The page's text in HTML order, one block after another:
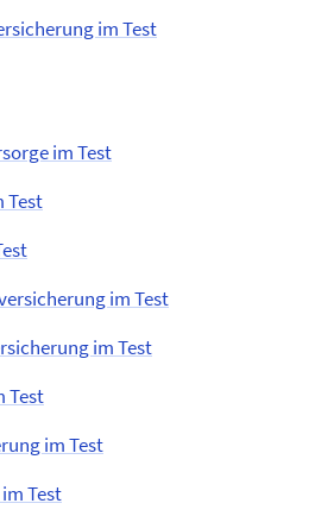
im Test
im Test
Test
im Test
im Test
Test
im Test
Test